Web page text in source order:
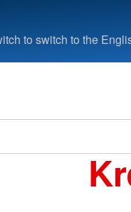
to switch to the